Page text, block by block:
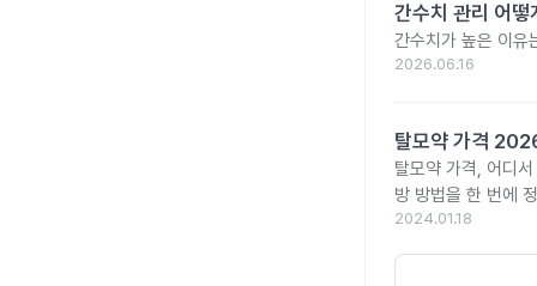
간수치 관리 어
간수치가 높은 이유
2026.06.16
탈모약 가격
탈모약 가격, 어디
방 방법을 한 번에
2024.01.18